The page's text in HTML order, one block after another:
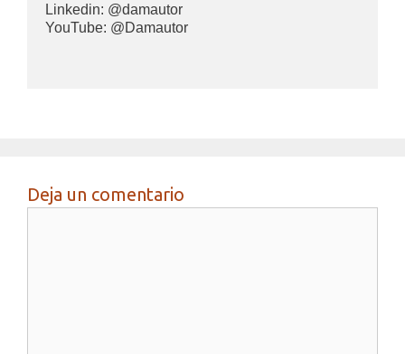
Linkedin: @damautor
YouTube: @Damautor
Deja un comentario